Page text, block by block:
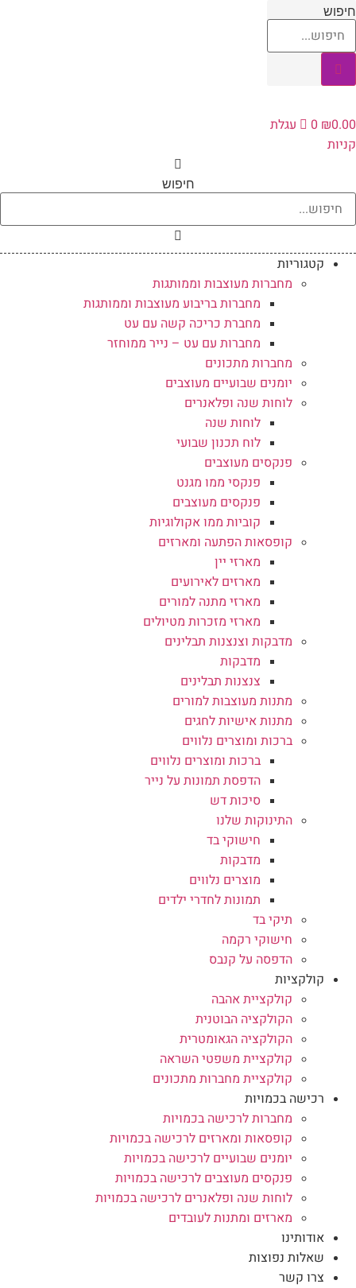
דלג
לתוכן
חיפוש
₪0.00
0
עגלת
קניות
חיפוש
קטגוריות
מחברות מעוצבות וממותגות
מחברות בריבוע מעוצבות וממותגות
מחברת כריכה קשה עם עט
מחברות עם עט – נייר ממוחזר
מחברות מתכונים
יומנים שבועיים מעוצבים
לוחות שנה ופלאנרים
לוחות שנה
לוח תכנון שבועי
פנקסים מעוצבים
פנקסי ממו מגנט
פנקסים מעוצבים
קוביות ממו אקולוגיות
קופסאות הפתעה ומארזים
מארזי יין
מארזים לאירועים
מארזי מתנה למורים
מארזי מזכרות מטיולים
מדבקות וצנצנות תבלינים
מדבקות
צנצנות תבלינים
מתנות מעוצבות למורים
מתנות אישיות לחגים
ברכות ומוצרים נלווים
ברכות ומוצרים נלווים
הדפסת תמונות על נייר
סיכות דש
התינוקות שלנו
חישוקי בד
מדבקות
מוצרים נלווים
תמונות לחדרי ילדים
תיקי בד
חישוקי רקמה
הדפסה על קנבס
קולקציות
קולקציית אהבה
הקולקציה הבוטנית
הקולקציה הגאומטרית
קולקציית משפטי השראה
קולקציית מחברות מתכונים
רכישה בכמויות
מחברות לרכישה בכמויות
קופסאות ומארזים לרכישה בכמויות
יומנים שבועיים לרכישה בכמויות
פנקסים מעוצבים לרכישה בכמויות
לוחות שנה ופלאנרים לרכישה בכמויות
מארזים ומתנות לעובדים
אודותינו
שאלות נפוצות
צרו קשר